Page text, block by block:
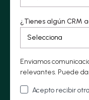
¿Tienes algún CRM
Enviamos
relevantes. Puede
Acepto recibir